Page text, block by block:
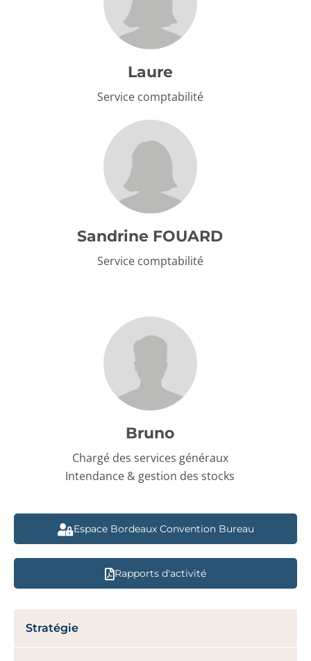
Laure
Service comptabilité
Sandrine FOUARD
Service comptabilité
Bruno
Chargé des services généraux
Intendance & gestion des stocks
Espace Bordeaux Convention Bureau
Rapports d'activité
Stratégie